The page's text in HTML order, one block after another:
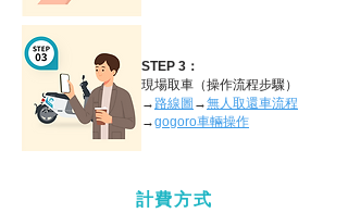
STEP 3：
現場取車（操作流程步驟）
→路線圖 →無人取還車流程
→gogoro車輛操作
計費方式